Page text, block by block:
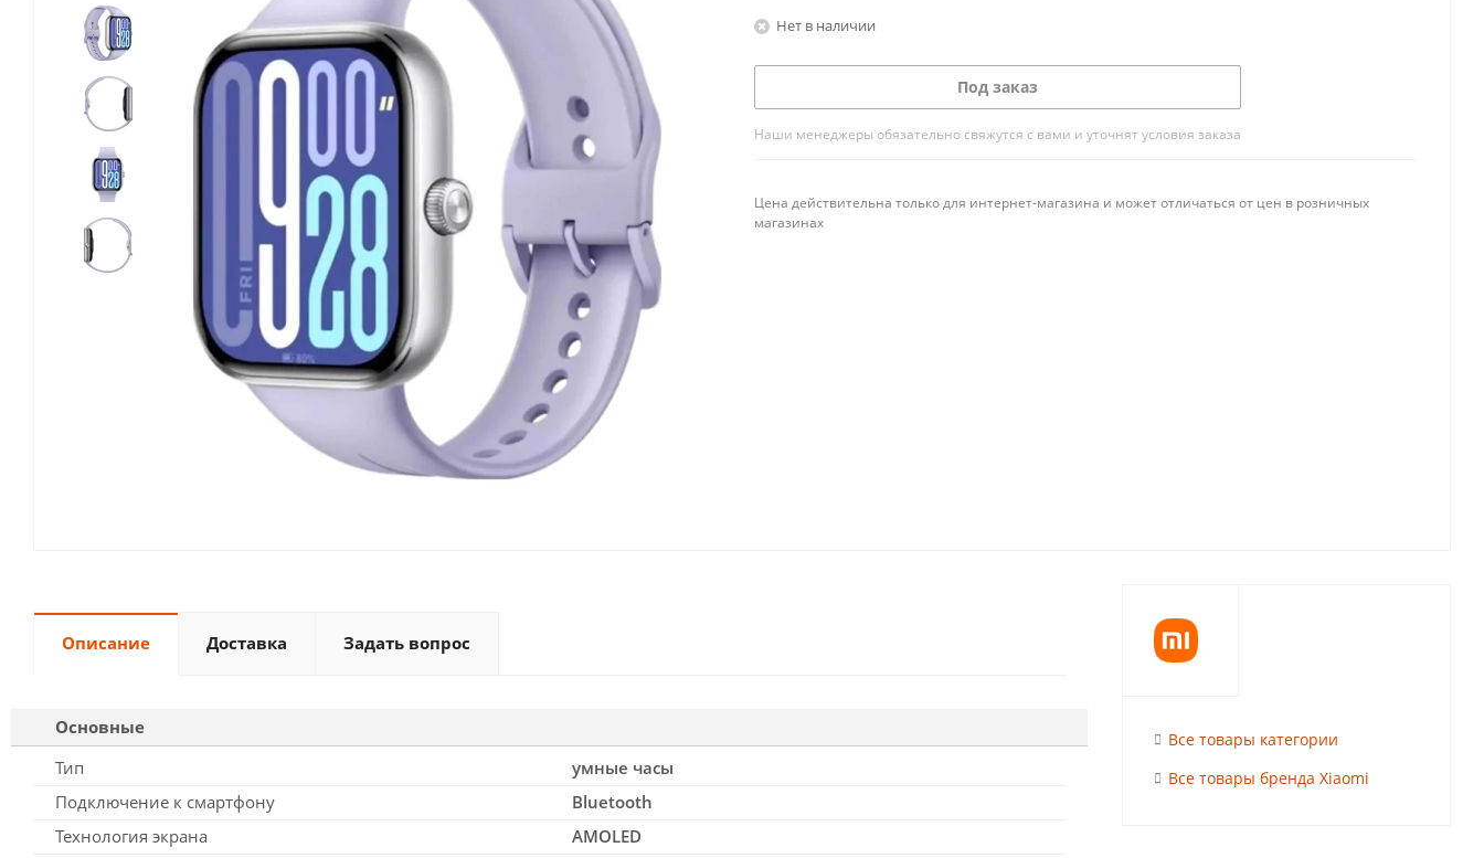
Нет в наличии
Под заказ
Наши менеджеры обязательно свяжутся с вами и уточнят условия заказа
Цена действительна только для интернет-магазина и может отличаться от цен в розничных
магазинах
Описание Доставка Задать вопрос
Основные
Тип
умные часы
Подключение к смартфону
Bluetooth
Технология экрана
AMOLED
Все товары категории
Все товары бренда Xiaomi